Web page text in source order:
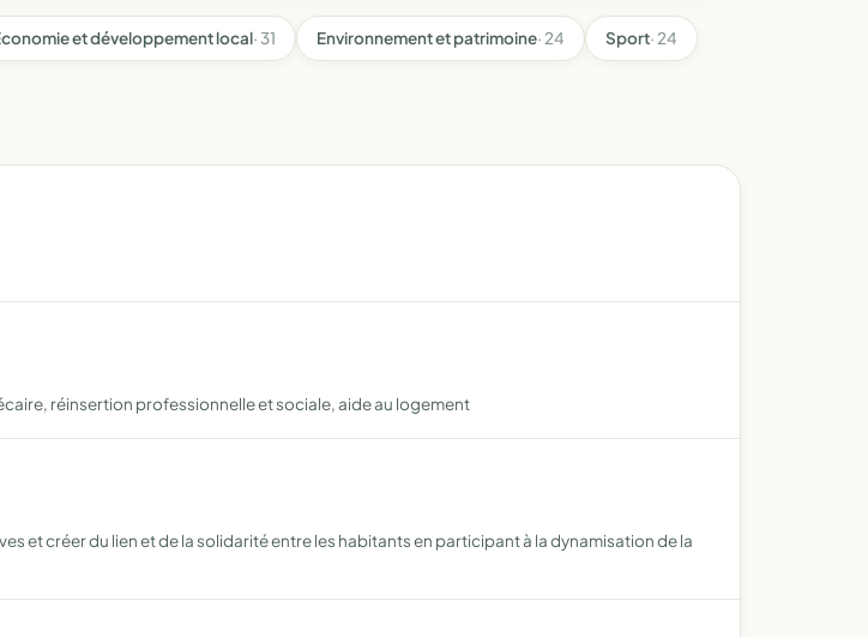
et développement local· 31 Environnement et patrimoine· 24 Sport· 24
réinsertion professionnelle et sociale, aide au logement
et créer du lien et de la solidarité entre les habitants en participant à la dynamisation de la